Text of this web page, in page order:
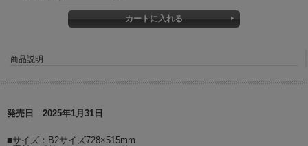
商品説明
発売日 2025年1月31日
■サイズ：B2サイズ728×515mm